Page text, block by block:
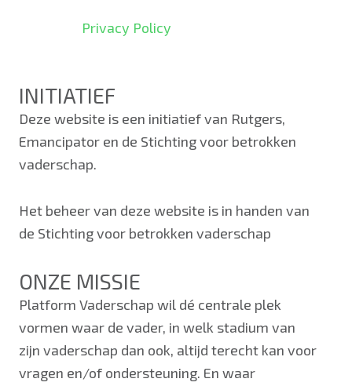
Privacy Policy
INITIATIEF
Deze website is een initiatief van Rutgers,
Emancipator en de Stichting voor betrokken
vaderschap.
Het beheer van deze website is in handen van
de Stichting voor betrokken vaderschap
ONZE MISSIE
Platform Vaderschap wil dé centrale plek
vormen waar de vader, in welk stadium van
zijn vaderschap dan ook, altijd terecht kan voor
vragen en/of ondersteuning. En waar